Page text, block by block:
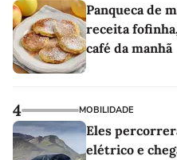
Panqueca de
receita
café da manhã
4 MOBILIDADE
Eles
elétrico e